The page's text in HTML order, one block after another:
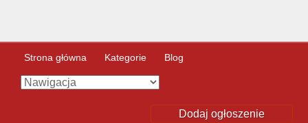
Strona główna Kategorie Blog
Dodaj ogłoszenie